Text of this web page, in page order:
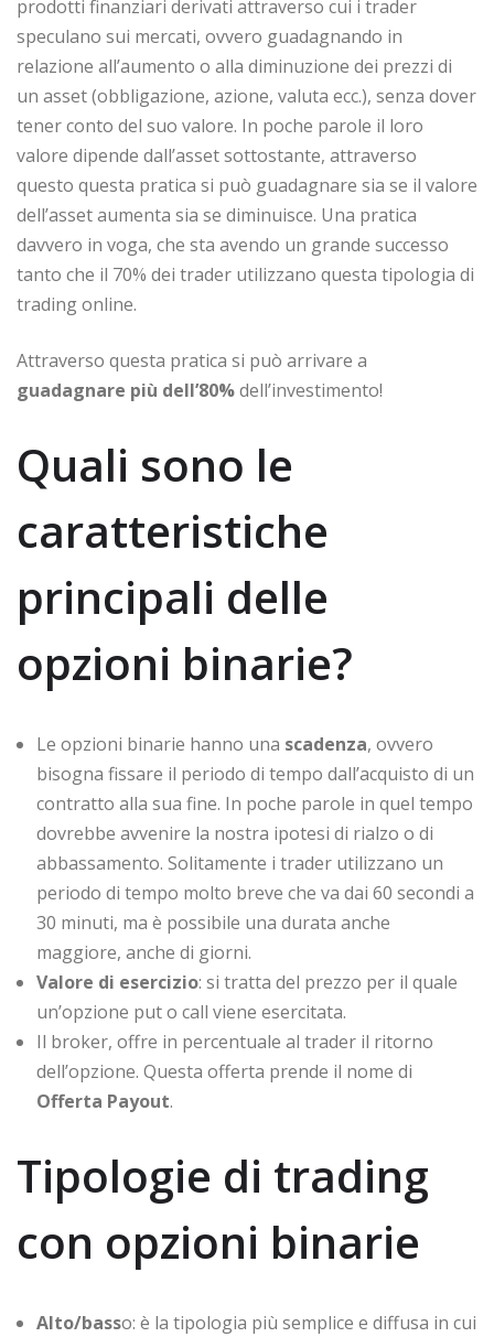
prodotti finanziari derivati attraverso cui i trader
speculano sui mercati, ovvero guadagnando in
relazione all’aumento o alla diminuzione dei prezzi di
un asset (obbligazione, azione, valuta ecc.), senza dover
tener conto del suo valore. In poche parole il loro
valore dipende dall’asset sottostante, attraverso
questo questa pratica si può guadagnare sia se il valore
dell’asset aumenta sia se diminuisce. Una pratica
davvero in voga, che sta avendo un grande successo
tanto che il 70% dei trader utilizzano questa tipologia di
trading online.
Attraverso questa pratica si può arrivare a
guadagnare più dell’80%dell’investimento!
Quali sono le
caratteristiche
principali delle
opzioni binarie?
Le opzioni binarie hanno una scadenza, ovvero
bisogna fissare il periodo di tempo dall’acquisto di un
contratto alla sua fine. In poche parole in quel tempo
dovrebbe avvenire la nostra ipotesi di rialzo o di
abbassamento. Solitamente i trader utilizzano un
periodo di tempo molto breve che va dai 60 secondi a
30 minuti, ma è possibile una durata anche
maggiore, anche di giorni.
Valore di esercizio: si tratta del prezzo per il quale
un’opzione put o call viene esercitata.
Il broker, offre in percentuale al trader il ritorno
dell’opzione. Questa offerta prende il nome di
Offerta Payout.
Tipologie di trading
con opzioni binarie
Alto/basso: è la tipologia più semplice e diffusa in cui